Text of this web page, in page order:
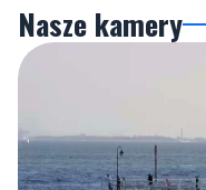
Nasze kamery